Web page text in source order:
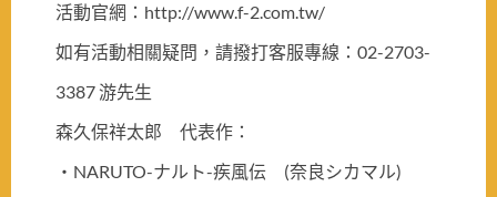
活動官網：http://www.f-2.com.tw/
如有活動相關疑問，請撥打客服專線：02-2703-
3387 游先生
森久保祥太郎 代表作：
・NARUTO-ナルト-疾風伝 (奈良シカマル)